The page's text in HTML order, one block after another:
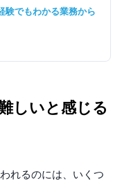
験でもわかる業務から
しいと感じる
れるのには、いくつ